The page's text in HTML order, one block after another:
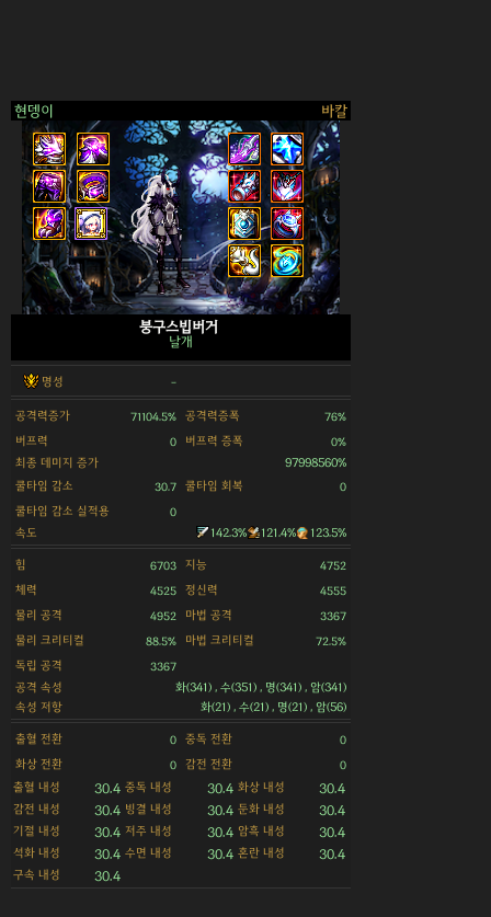
현뎅이 바칼
>
붕구스빕버거
날개
명성 -
공격력증가 71104.5% 공격력증폭 76%
버프력 0 버프력 증폭 0%
최종 데미지 증가
97998560%
쿨타임 감소
30.7 쿨타임 회복 0
쿨타임 감소 실적용 0
속도 142.3% 121.4% 123.5%
힘 6703 지능 4752
체력 4525 정신력 4555
물리 공격 4952 마법 공격 3367
물리 크리티컬 88.5% 마법 크리티컬 72.5%
독립 공격 3367
공격 속성
화(341) , 수(351) , 명(341) , 암(341)
속성 저항
화(21) , 수(21) , 명(21) , 암(56)
출혈 전환 0 중독 전환 0
화상 전환 0 감전 전환 0
출혈 내성 30.4 중독 내성 30.4 화상 내성 30.4
감전 내성 30.4 빙결 내성 30.4 둔화 내성 30.4
기절 내성 30.4 저주 내성 30.4 암흑 내성 30.4
석화 내성 30.4 수면 내성 30.4 혼란 내성 30.4
구속 내성 30.4